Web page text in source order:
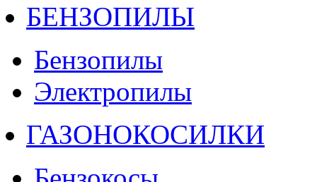
БЕНЗОПИЛЫ
Бензопилы
Электропилы
ГАЗОНОКОСИЛКИ